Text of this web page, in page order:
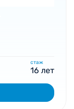
стаж
16 лет